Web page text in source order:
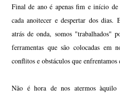
Final de ano é apenas fim e início de
cada anoitecer e despertar dos dias.
atrás de onda, somos "trabalhados"
ferramentas que são colocadas em
conflitos e obstáculos que enfrentamos
Não é hora de nos atermos àquilo